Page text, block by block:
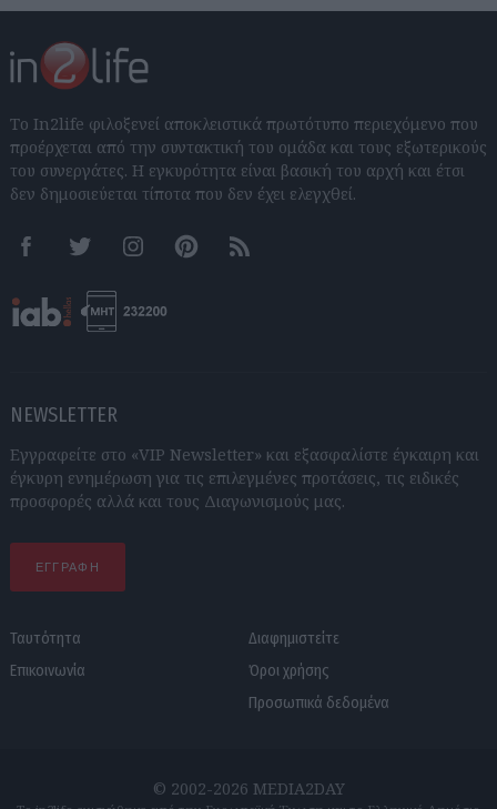
Το In2life φιλοξενεί αποκλειστικά πρωτότυπο περιεχόμενο που
προέρχεται από την συντακτική του ομάδα και τους εξωτερικούς
του συνεργάτες. Η εγκυρότητα είναι βασική του αρχή και έτσι
δεν δημοσιεύεται τίποτα που δεν έχει ελεγχθεί.
FacebookTwitter InstagramPinterestRSS feeds
NEWSLETTER
Εγγραφείτε στο «VIP Newsletter» και εξασφαλίστε έγκαιρη και
έγκυρη ενημέρωση για τις επιλεγμένες προτάσεις, τις ειδικές
προσφορές αλλά και τους Διαγωνισμούς μας.
ΕΓΓΡΑΦΗ
Ταυτότητα
Επικοινωνία
Διαφημιστείτε
Όροι χρήσης
Προσωπικά δεδομένα
© 2002-2026 MEDIA2DAY